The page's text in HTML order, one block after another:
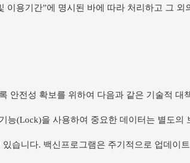
용기간”에 명시된 바에 따라 처리하고 그
안전성 확보를 위하여 다음과 같은 기술적 대
(Lock)을 사용하여 중요한 데이터는 별도의
습니다. 백신프로그램은 주기적으로 업데이